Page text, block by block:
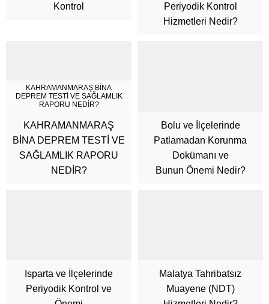
Kontrol
Periyodik Kontrol
Hizmetleri Nedir?
KAHRAMANMARAŞ BİNA
DEPREM TESTİ VE SAĞLAMLIK
RAPORU NEDİR?
KAHRAMANMARAŞ
BİNA DEPREM TESTİ VE
SAĞLAMLIK RAPORU
NEDİR?
Bolu ve İlçelerinde
Patlamadan Korunma
Dokümanı ve
Bunun Önemi Nedir?
Isparta ve İlçelerinde
Periyodik Kontrol ve
Malatya Tahribatsız
Muayene (NDT)
Cüneyt Bey